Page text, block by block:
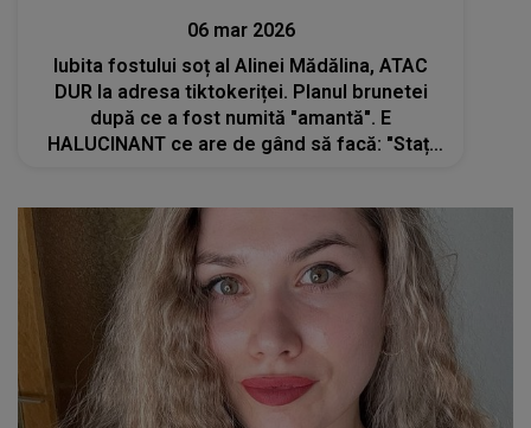
06 mar 2026
Iubita fostului soț al Alinei Mădălina, ATAC
DUR la adresa tiktokeriței. Planul brunetei
după ce a fost numită "amantă". E
HALUCINANT ce are de gând să facă: "Stați